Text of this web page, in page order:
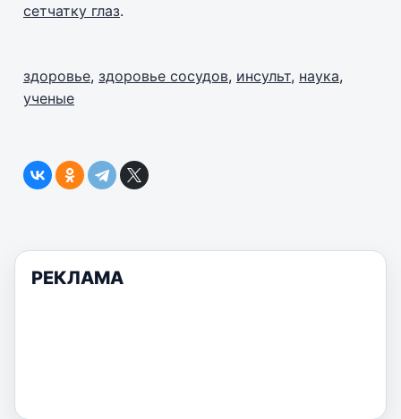
сетчатку глаз.
здоровье, здоровье сосудов, инсульт, наука,
ученые
РЕКЛАМА